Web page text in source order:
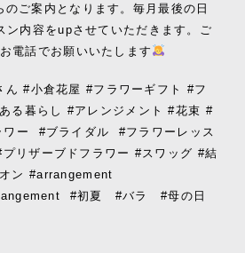
ご案内となります。毎月最後の日
ン内容をupさせていただきます。ご
電話でお願いいたします
#小倉花屋 #フラワーギフト #フ
る暮らし #アレンジメント #花束 #
ワー #ブライダル
#フラワーレッス
リザーブドフラワー #スワッグ #結
ン #arrangement
#初夏 #バラ #母の日